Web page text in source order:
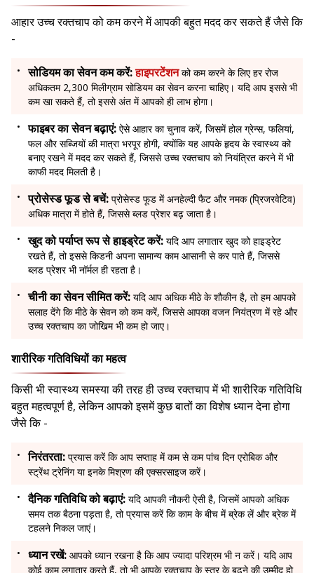
आहार उच्च रक्तचाप को कम करने में आपकी बहुत मदद कर सकते हैं जैसे कि
-
सोडियम का सेवन कम करें:हाइपरटेंशनको कम करने के लिए हर रोज
अधिकतम 2,300 मिलीग्राम सोडियम का सेवन करना चाहिए। यदि आप इससे भी
कम खा सकते हैं, तो इससे अंत में आपको ही लाभ होगा।
फाइबर का सेवन बढ़ाएं: ऐसे आहार का चुनाव करें, जिसमें होल ग्रेन्स, फलियां,
फल और सब्जियों की मात्रा भरपूर होगी, क्योंकि यह आपके हृदय के स्वास्थ्य को
बनाए रखने में मदद कर सकते हैं, जिससे उच्च रक्तचाप को नियंत्रित करने में भी
काफी मदद मिलती है।
प्रोसेस्ड फूड से बचें: प्रोसेस्ड फूड में अनहेल्दी फैट और नमक (प्रिजरवेटिव)
अधिक मात्रा में होते हैं, जिससे ब्लड प्रेशर बढ़ जाता है।
खुद को पर्याप्त रूप से हाइड्रेट करें: यदि आप लगातार खुद को हाइड्रेट
रखते हैं, तो इससे किडनी अपना सामान्य काम आसानी से कर पाते हैं, जिससे
ब्लड प्रेशर भी नॉर्मल ही रहता है।
चीनी का सेवन सीमित करें: यदि आप अधिक मीठे के शौकीन है, तो हम आपको
सलाह देंगे कि मीठे के सेवन को कम करें, जिससे आपका वजन नियंत्रण में रहे और
उच्च रक्तचाप का जोखिम भी कम हो जाए।
शारीरिक गतिविधियों का महत्व
किसी भी स्वास्थ्य समस्या की तरह ही उच्च रक्तचाप में भी शारीरिक गतिविधि
बहुत महत्वपूर्ण है, लेकिन आपको इसमें कुछ बातों का विशेष ध्यान देना होगा
जैसे कि -
निरंतरता: प्रयास करें कि आप सप्ताह में कम से कम पांच दिन एरोबिक और
स्ट्रेंथ ट्रेनिंग या इनके मिश्रण की एक्सरसाइज करें।
दैनिक गतिविधि को बढ़ाएं: यदि आपकी नौकरी ऐसी है, जिसमें आपको अधिक
समय तक बैठना पड़ता है, तो प्रयास करें कि काम के बीच में ब्रेक लें और ब्रेक में
टहलने निकल जाएं।
ध्यान रखें: आपको ध्यान रखना है कि आप ज्यादा परिश्रम भी न करें। यदि आप
कोई काम लगातार करते हैं, तो भी आपके रक्तचाप के स्तर के बढ़ने की उम्मीद हो